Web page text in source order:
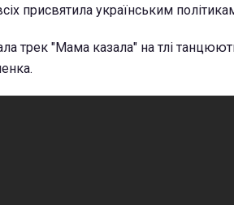
присвятила українським
трек "Мама казала" на тлі